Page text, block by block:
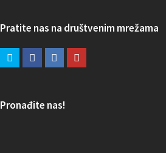
Pratite nas na društvenim mrežama
Pronađite nas!